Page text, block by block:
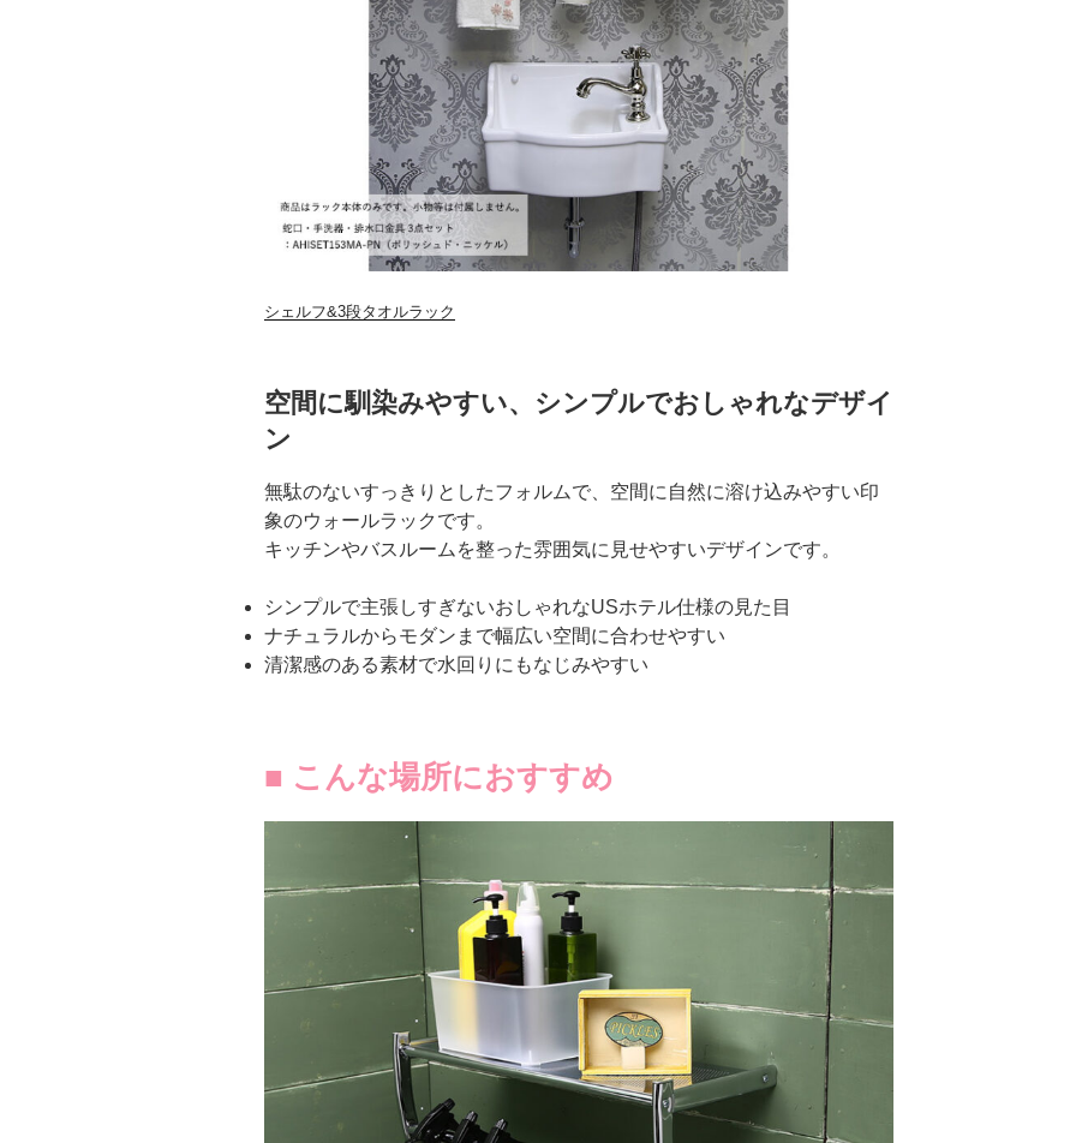
シェルフ&3段タオルラック
空間に馴染みやすい、シンプルでおしゃれなデザイ
ン
無駄のないすっきりとしたフォルムで、空間に自然に溶け込みやすい印
象のウォールラックです。
キッチンやバスルームを整った雰囲気に見せやすいデザインです。
シンプルで主張しすぎないおしゃれなUSホテル仕様の見た目
ナチュラルからモダンまで幅広い空間に合わせやすい
清潔感のある素材で水回りにもなじみやすい
■ こんな場所におすすめ